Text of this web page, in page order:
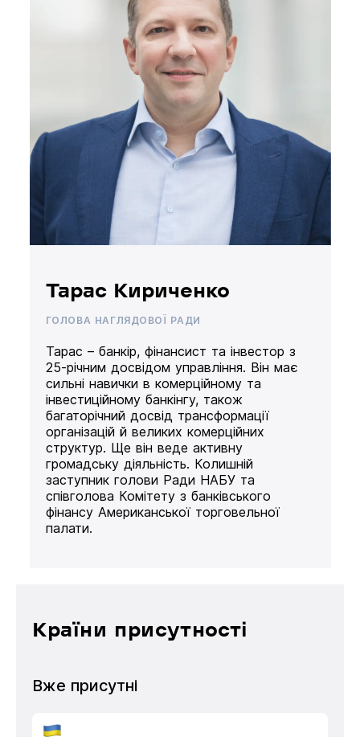
Тарас Кириченко
ГОЛОВА НАГЛЯДОВОЇ РАДИ
Тарас – банкір, фінансист та інвестор з
25-річним досвідом управління. Він має
сильні навички в комерційному та
інвестиційному банкінгу, також
багаторічний досвід трансформації
організацій й великих комерційних
структур. Ще він веде активну
громадську діяльність. Колишній
заступник голови Ради НАБУ та
співголова Комітету з банківського
фінансу Американської торговельної
палати.
Країни присутності
Вже присутні